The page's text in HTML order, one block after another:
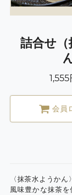
詰合せ
会員
〈抹茶水ようかん〉
風味豊かな抹茶